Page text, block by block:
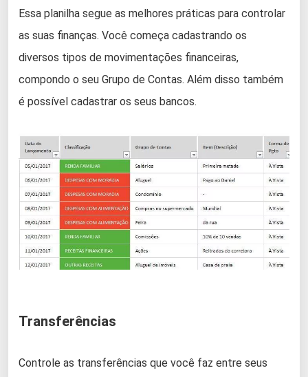
Essa planilha segue as melhores práticas para controlar
as suas finanças. Você começa cadastrando os
diversos tipos de movimentações financeiras,
compondo o seu Grupo de Contas. Além disso também
é possível cadastrar os seus bancos.
Transferências
Controle as transferências que você faz entre seus